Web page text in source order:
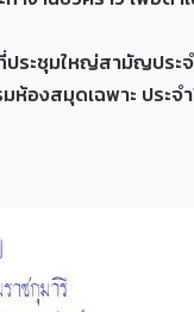
ประชุมใหญ่สามัญปร
ห้องสมุดเฉพาะ ประจ